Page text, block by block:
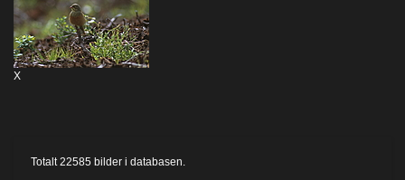
X
Totalt22585 bilder i databasen.